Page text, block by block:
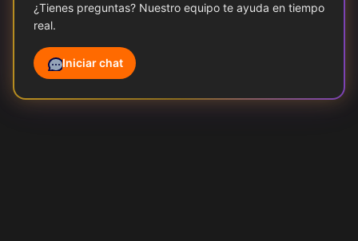
¿Tienes preguntas? Nuestro equipo te ayuda en tiempo
real.
Iniciar chat